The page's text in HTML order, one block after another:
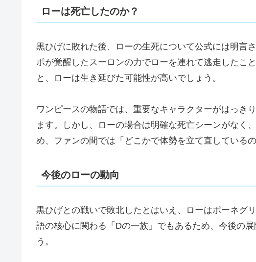
ローは死亡したのか？
黒ひげに敗れた後、ローの生死について公式には明言
ポが覚醒したスーロンの力でローを連れて逃走したこ
と、
ローは生き延びた可能性が高いでしょう。
ワンピースの物語では、重要なキャラクターがはっき
ます。しかし、ローの場合は明確な死亡シーンがなく
め、ファンの間では「どこかで体勢を立て直している
今後のローの動向
黒ひげとの戦いで敗北したとはいえ、ローはポーネグ
語の核心に関わる「Dの一族」でもあるため、今後の
う。